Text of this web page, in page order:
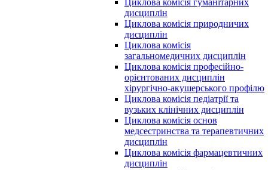
Циклова комісія гуманітарних
дисциплін
Циклова комісія природничих
дисциплін
Циклова комісія
загальномедичних дисциплін
Циклова комісія професійно-
орієнтованих дисциплін
хірургічно-акушерського профілю
Циклова комісія педіатрії та
вузьких клінічних дисциплін
Циклова комісія основ
медсестринства та терапевтичних
дисциплін
Циклова комісія фармацевтичних
дисциплін